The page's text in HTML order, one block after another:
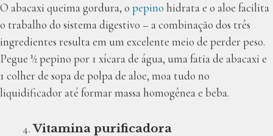
O abacaxi queima gordura, o pepino hidrata e o aloe facilita
o trabalho do sistema digestivo – a combinação dos três
ingredientes resulta em um excelente meio de perder peso.
Pegue ½ pepino por 1 xícara de água, uma fatia de abacaxi e
1 colher de sopa de polpa de aloe, moa tudo no
liquidificador até formar massa homogênea e beba.
Vitamina purificadora